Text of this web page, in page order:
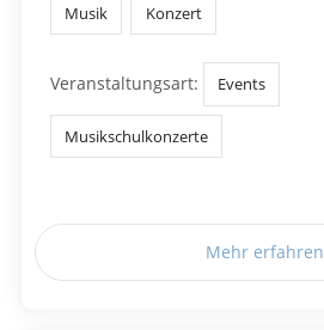
Musik Konzert
Veranstaltungsart: Events
Musikschulkonzerte
Mehr erfahren